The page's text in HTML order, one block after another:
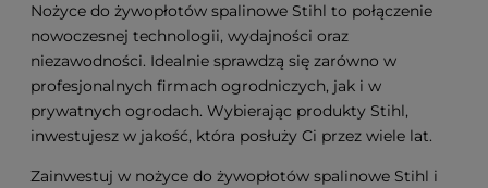
Nożyce do żywopłotów spalinowe Stihl to połączenie
nowoczesnej technologii, wydajności oraz
niezawodności. Idealnie sprawdzą się zarówno w
profesjonalnych firmach ogrodniczych, jak i w
prywatnych ogrodach. Wybierając produkty Stihl,
inwestujesz w jakość, która posłuży Ci przez wiele lat.
Zainwestuj w nożyce do żywopłotów spalinowe Stihl i